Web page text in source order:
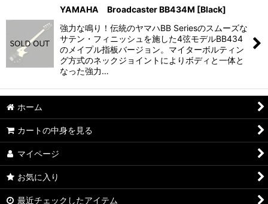
YAMAHA Broadcaster BB434M [Black]
強力な鳴り！伝統のヤマハBB Seriesのスムーズな
サテン・フィニッシュを施した4弦モデルBB434
のメイプル指板バージョン。マイターボルティン
グ方式のネックジョイントによりボディと一体と
なった強力…
ホーム
カートの中身を見る
マイページ
お気に入り
最近チェックしたアイテム